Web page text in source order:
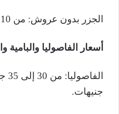
الجزر بدون عروش: من 10 إلى 20 جنيهًا للكيلو.
أسعار الفاصوليا والبامية
جنيهات.